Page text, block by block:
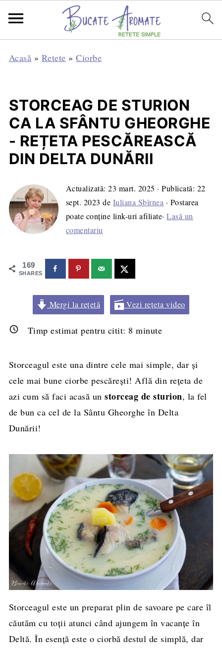
Acasă » Retete »Ciorbe
STORCEAG DE STURION
CA LA SFÂNTU GHEORGHE
- REȚETA PESCĂREASCĂ
DIN DELTA DUNĂRII
Actualizată:23 mart. 2025 · Publicată: 22
sept. 2023 de Iuliana Sbîrnea · Postarea
poate conține link-uri afiliate·Lasă un
comentariu
169
SHARES
Mergi la rețetă Vezi rețeta video
Timp estimat pentru citit: 8 minute
Storceagul este una dintre cele mai simple, dar și
cele mai bune ciorbe pescărești! Află din rețeta de
azi cum să faci acasă un storceag de sturion, la fel
de bun ca cel de la Sântu Gheorghe în Delta
Dunării!
Storceagul este un preparat plin de savoare pe care îl
căutăm cu toții atunci când ajungem în vacanțe în
Deltă. În esență este o ciorbă destul de simplă, dar